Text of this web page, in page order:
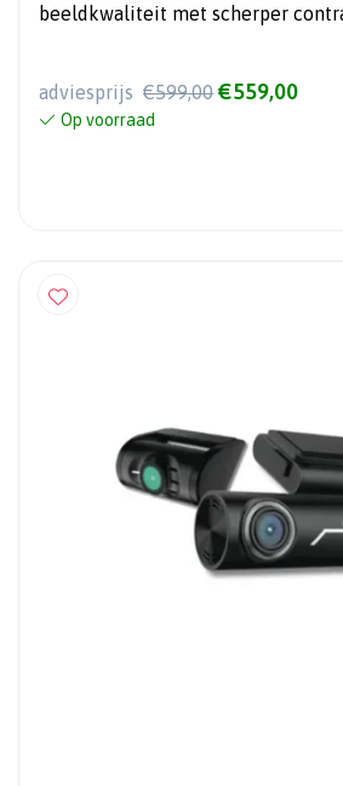
beeldkwaliteit met scherper
adviesprijs €599,00 €559,00
Op voorraad